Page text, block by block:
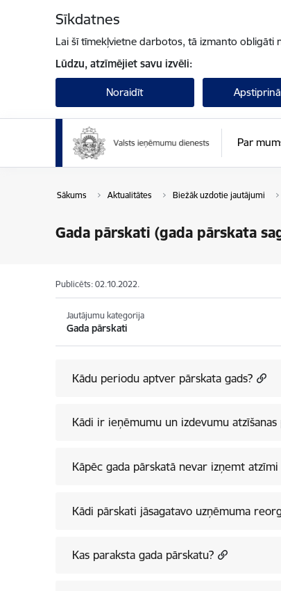
Sīkdatnes
Lai šī tīmekļvietne darbotos, tā izmanto obligāti
Lūdzu, atzīmējiet savu izvēli:
Noraidīt
Par
Sākums Aktualitātes Biežāk uzdotie jautājumi
Gada pārskati (gada pārskata
Publicēts: 02.10.2022.
Jautājumu kategorija
Gada pārskati
Kādu periodu aptver pārskata gads?
Kādi ir ieņēmumu un izdevumu
Kāpēc gada pārskatā nevar izņemt
Kādi pārskati jāsagatavo uzņēmuma
Kas paraksta gada pārskatu?